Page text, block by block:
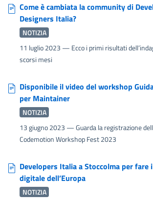
Come è cambiata la community di
Designers Italia?
NOTIZIA
11 luglio 2023 — Ecco i primi risultati
scorsi mesi
Disponibile il video del workshop
per Maintainer
NOTIZIA
13 giugno 2023 — Guarda la registrazione
Codemotion Workshop Fest 2023
Developers Italia a Stoccolma per
digitale dell’Europa
NOTIZIA